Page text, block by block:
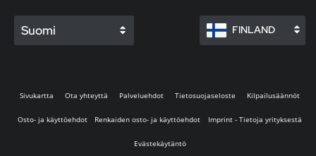
Suomi FINLAND
Sivukartta Ota yhteyttä Palveluehdot Tietosuojaseloste Kilpailusäännöt
Osto- ja käyttöehdot Renkaiden osto- ja käyttöehdot Imprint - Tietoja yrityksestä
Evästekäytäntö